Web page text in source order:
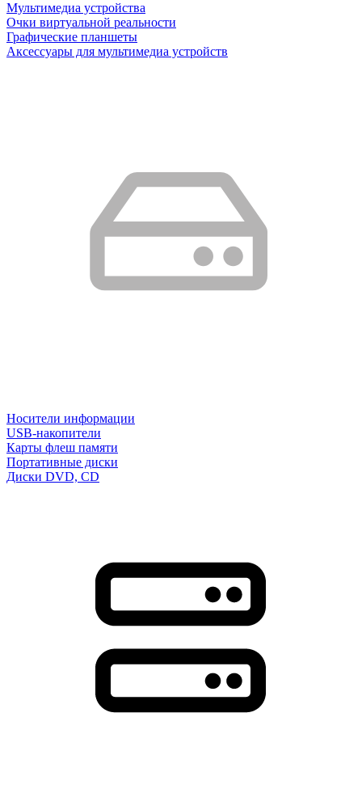
Мультимедиа устройства
Очки виртуальной реальности
Графические планшеты
Аксессуары для мультимедиа устройств
Носители информации
USB-накопители
Карты флеш памяти
Портативные диски
Диски DVD, CD